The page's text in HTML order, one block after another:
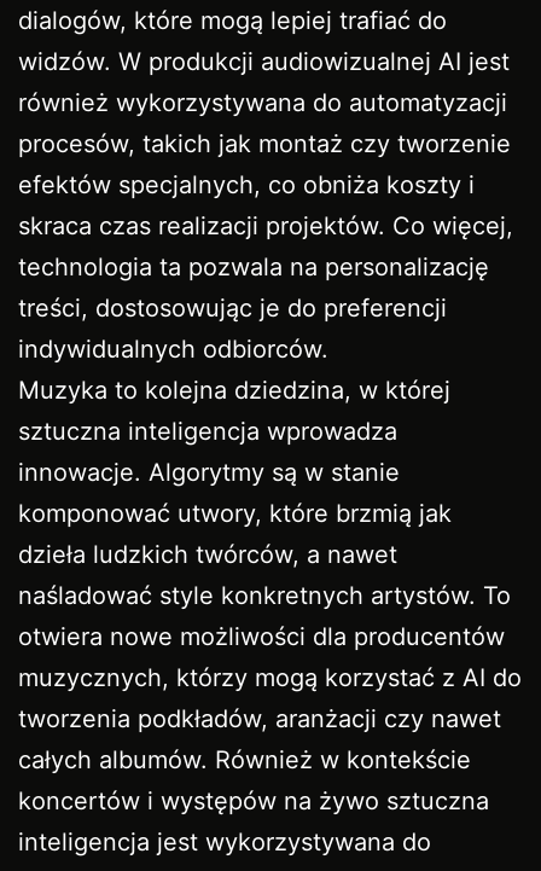
dialogów, które mogą lepiej trafiać do
widzów. W produkcji audiowizualnej AI jest
również wykorzystywana do automatyzacji
procesów, takich jak montaż czy tworzenie
efektów specjalnych, co obniża koszty i
skraca czas realizacji projektów. Co więcej,
technologia ta pozwala na personalizację
treści, dostosowując je do preferencji
indywidualnych odbiorców.
Muzyka to kolejna dziedzina, w której
sztuczna inteligencja wprowadza
innowacje. Algorytmy są w stanie
komponować utwory, które brzmią jak
dzieła ludzkich twórców, a nawet
naśladować style konkretnych artystów. To
otwiera nowe możliwości dla producentów
muzycznych, którzy mogą korzystać z AI do
tworzenia podkładów, aranżacji czy nawet
całych albumów. Również w kontekście
koncertów i występów na żywo sztuczna
inteligencja jest wykorzystywana do